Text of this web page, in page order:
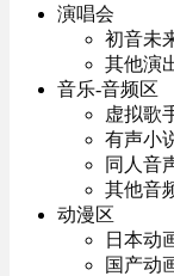
演唱会
初音未
其他演
音乐-音频区
虚拟歌
有声小
同人音
其他音
动漫区
日本动
国产动